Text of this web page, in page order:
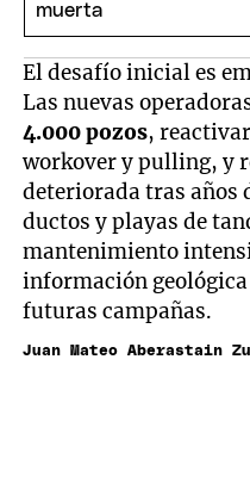
El desafío inicial es
Las nuevas
4.000 pozos,
workover y pulling, y
deteriorada tras años
ductos y playas de
mantenimiento
información
futuras campañas.
Juan Mateo Aberastain